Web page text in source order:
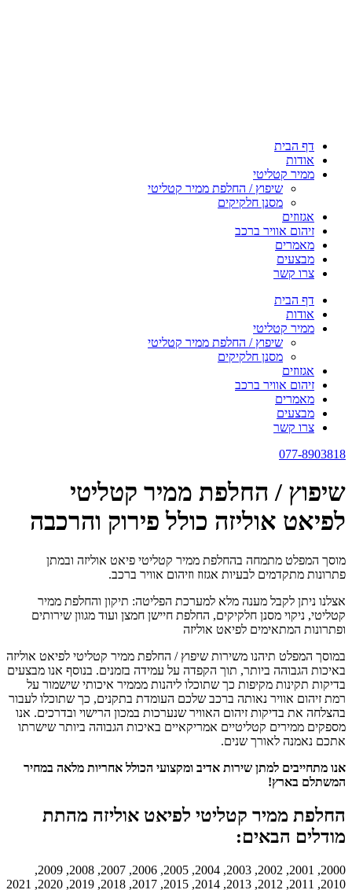
דף הבית
אודות
ממיר קטליטי
שיפוץ / החלפת ממיר קטליטי
מסנן חלקיקים
אגזוזים
זיהום אוויר ברכב
מאמרים
מבצעים
צרו קשר
דף הבית
אודות
ממיר קטליטי
שיפוץ / החלפת ממיר קטליטי
מסנן חלקיקים
אגזוזים
זיהום אוויר ברכב
מאמרים
מבצעים
צרו קשר
077-8903818
שיפוץ / החלפת ממיר קטליטי
לפיאט אוליזה כולל פירוק והרכבה
מוסך המפלט מתמחה בהחלפת ממיר קטליטי פיאט אוליזה ובמתן
פתרונות מתקדמים לבעיות אגזוז וזיהום אוויר ברכב.
אצלנו ניתן לקבל מענה מלא למערכת הפליטה: תיקון והחלפת ממיר
קטליטי, ניקוי מסנן חלקיקים, החלפת חיישן חמצן ועוד מגוון שירותים
ופתרונות המתאימים לפיאט אוליזה
במוסך המפלט תיהנו משירות שיפוץ / החלפת ממיר קטליטי לפיאט אוליזה
באיכות הגבוהה ביותר, תוך הקפדה על עמידה בזמנים. בנוסף אנו מבצעים
בדיקות תקינות מקיפות כך שתוכלו ליהנות מממיר איכותי שישמור על
רמת זיהום אוויר נאותה ברכב שלכם העומדת בתקנים, כך שתוכלו לעבור
בהצלחה את בדיקות זיהום האוויר שנערכות במכון הרישוי ובדרכים. אנו
מספקים ממירים קטליטיים אמריקאיים באיכות הגבוהה ביותר שישרתו
אתכם נאמנה לאורך שנים.
אנו מתחייבים למתן שירות אדיב ומקצועי הכולל אחריות מלאה במחיר
המשתלם בארץ!
החלפת ממיר קטליטי לפיאט אוליזה מהתת
מודלים הבאים:
2000, 2001, 2002, 2003, 2004, 2005, 2006, 2007, 2008, 2009,
2010, 2011, 2012, 2013, 2014, 2015, 2017, 2018, 2019, 2020, 2021